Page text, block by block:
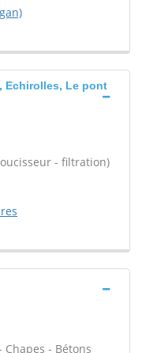
Echirolles, Le pont
- filtration)
- Bétons